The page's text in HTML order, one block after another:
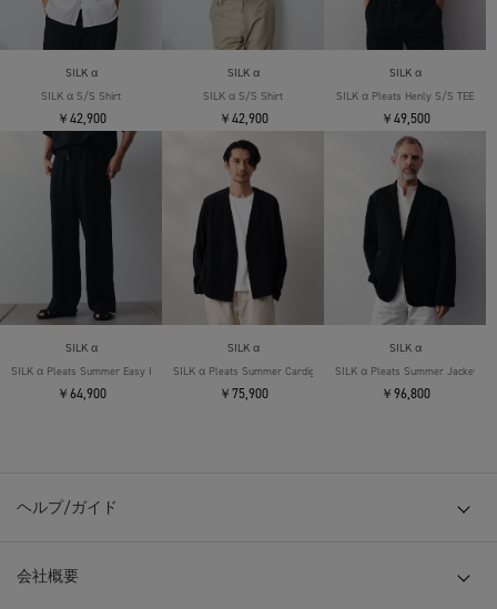
SILK α
SILK α S/S Shirt
￥42,900
SILK α
SILK α S/S Shirt
￥42,900
SILK α
SILK α Pleats Henly S/S TEE
￥49,500
SILK α
SILK α Pleats Summer Easy Pants
￥64,900
SILK α
SILK α Pleats Summer Cardigan
￥75,900
SILK α
SILK α Pleats Summer Jacket
￥96,800
ヘルプ/ガイド
会社概要